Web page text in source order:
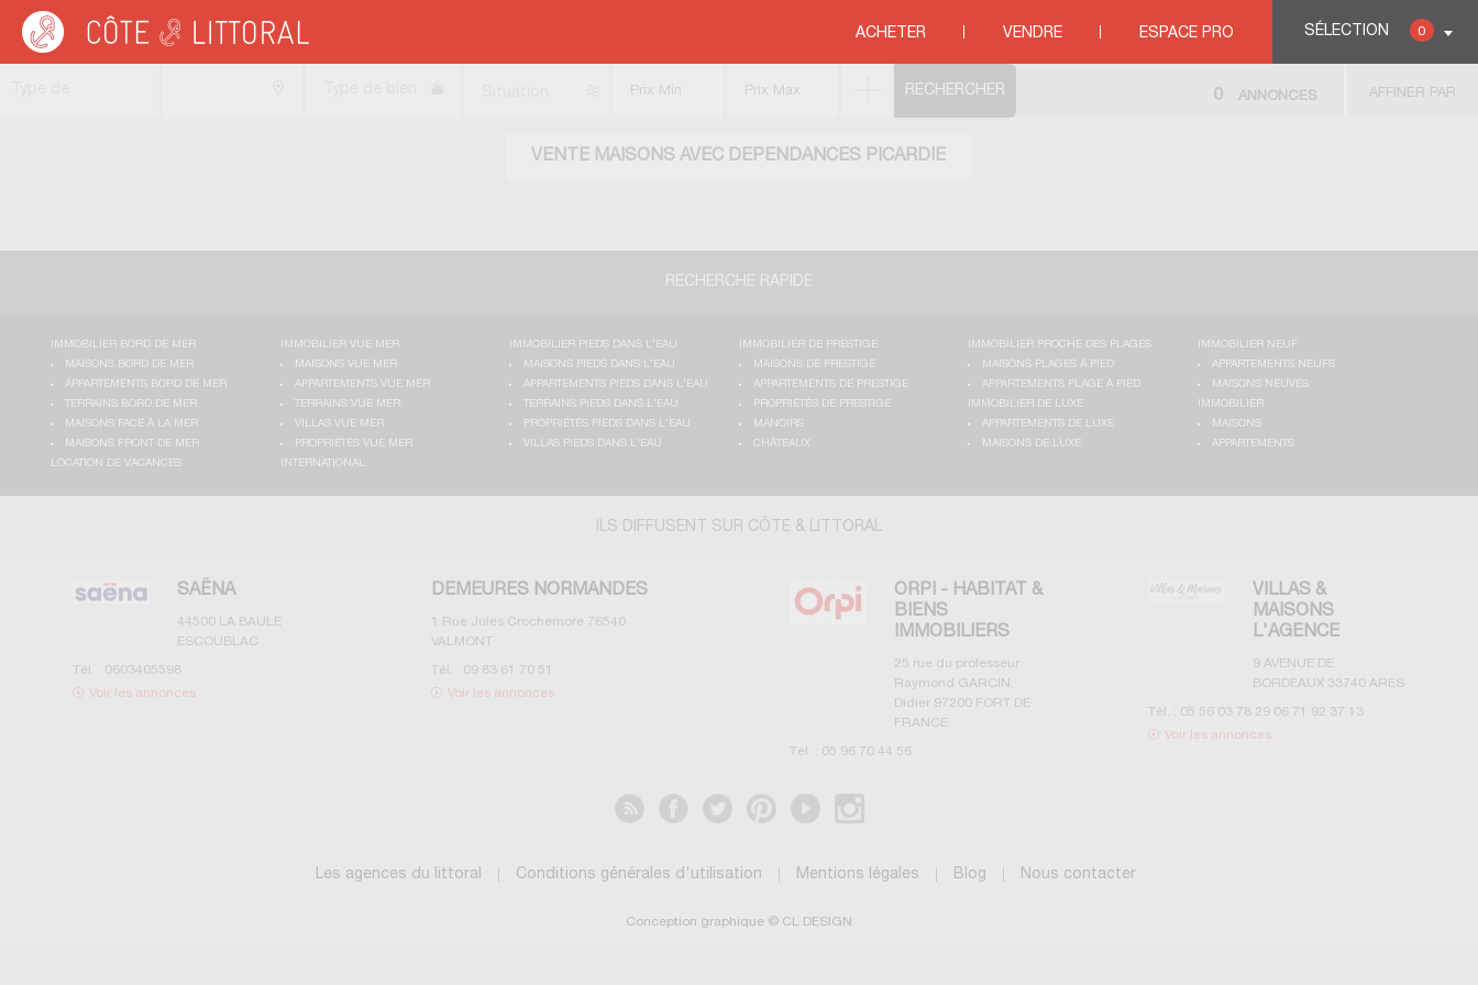
SÉLECTION 0
ACHETER VENDRE ESPACE PRO
Côte & Littoral > Immobilier bord de mer>Maisons bord de mer
VENTE MAISONS AVEC DEPENDANCES PICARDIE
AFFINER PAR
0 ANNONCES
RECHERCHE RAPIDE
IMMOBILIER BORD DE MER
MAISONS BORD DE MER
APPARTEMENTS BORD DE MER
TERRAINS BORD DE MER
MAISONS FACE À LA MER
MAISONS FRONT DE MER
IMMOBILIER VUE MER
MAISONS VUE MER
APPARTEMENTS VUE MER
TERRAINS VUE MER
VILLAS VUE MER
PROPRIÉTÉS VUE MER
IMMOBILIER PIEDS DANS L'EAU
MAISONS PIEDS DANS L'EAU
APPARTEMENTS PIEDS DANS L'EAU
TERRAINS PIEDS DANS L'EAU
PROPRIÉTÉS PIEDS DANS L'EAU
VILLAS PIEDS DANS L'EAU
IMMOBILIER DE PRESTIGE
MAISONS DE PRESTIGE
APPARTEMENTS DE PRESTIGE
PROPRIÉTÉS DE PRESTIGE
MANOIRS
CHÂTEAUX
IMMOBILIER PROCHE DES PLAGES
MAISONS PLAGES À PIED
APPARTEMENTS PLAGE À PIED
IMMOBILIER NEUF
APPARTEMENTS NEUFS
MAISONS NEUVES
IMMOBILIER DE LUXE
APPARTEMENTS DE LUXE
MAISONS DE LUXE
IMMOBILIER
MAISONS
APPARTEMENTS
LOCATION DE VACANCES
INTERNATIONAL
ILS DIFFUSENT SUR CÔTE & LITTORAL
SAËNA
44500 LA BAULE
ESCOUBLAC
Tél. : 0603405598
Voir les annonces
DEMEURES NORMANDES
1 Rue Jules Crochemore 76540
VALMONT
Tél. : 09 83 61 70 51
Voir les annonces
ORPI - HABITAT &
BIENS
IMMOBILIERS
25 rue du professeur
Raymond GARCIN,
Didier 97200 FORT DE
FRANCE
Tél. : 05 96 70 44 56
VILLAS &
MAISONS
L'AGENCE
9 AVENUE DE
BORDEAUX 33740 ARES
Tél. : 05 56 03 78 29 06 71 92 37 13
Voir les annonces
Les agences du littoral Conditions générales d'utilisation Mentions légales Blog Nous contacter
Conception graphique © CL DESIGN